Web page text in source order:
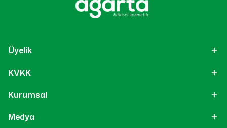
Üyelik
KVKK
Kurumsal
Medya